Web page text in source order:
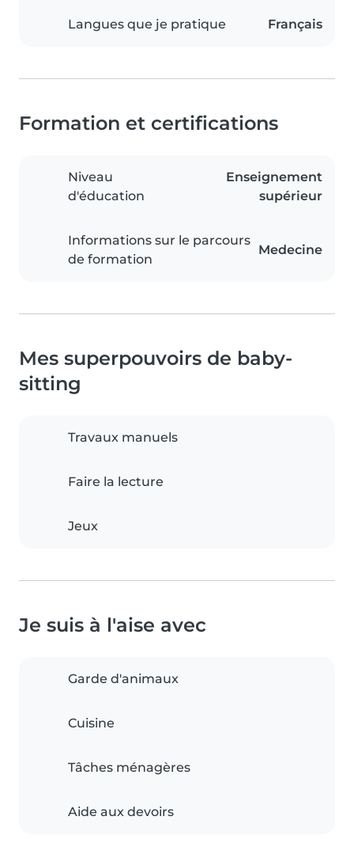
Langues que je pratique Français
Formation et certifications
Niveau
d'éducation
Enseignement
supérieur
Informations sur le parcours
de formation
Medecine
Mes superpouvoirs de baby-
sitting
Travaux manuels
Faire la lecture
Jeux
Je suis à l'aise avec
Garde d'animaux
Cuisine
Tâches ménagères
Aide aux devoirs